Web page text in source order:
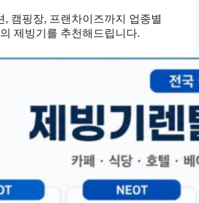
, 캠핑장, 프랜차이즈까지 업종별
제빙기를 추천해드립니다.